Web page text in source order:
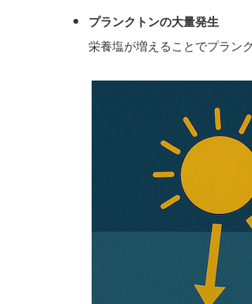
プランクトンの大量発生
栄養塩が増えることでプラン